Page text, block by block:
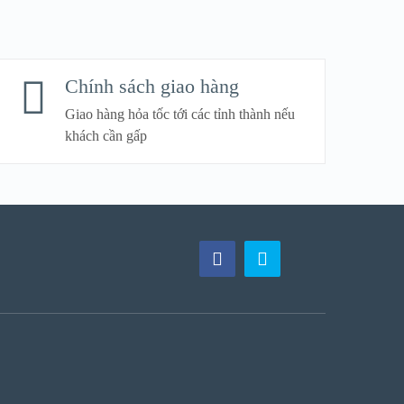
Chính sách giao hàng
Giao hàng hỏa tốc tới các tỉnh thành nếu
khách cần gấp